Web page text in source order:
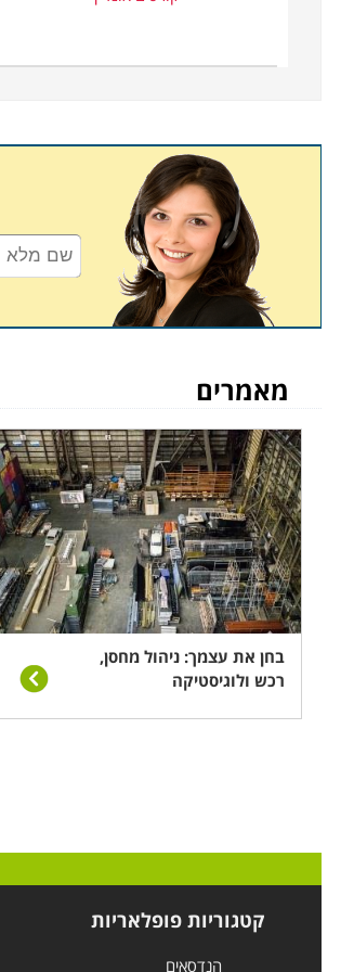
מאמרים
בחן את עצמך: ניהול מחסן,
רכש ולוגיסטיקה
קטגוריות פופלאריות
הנדסאים